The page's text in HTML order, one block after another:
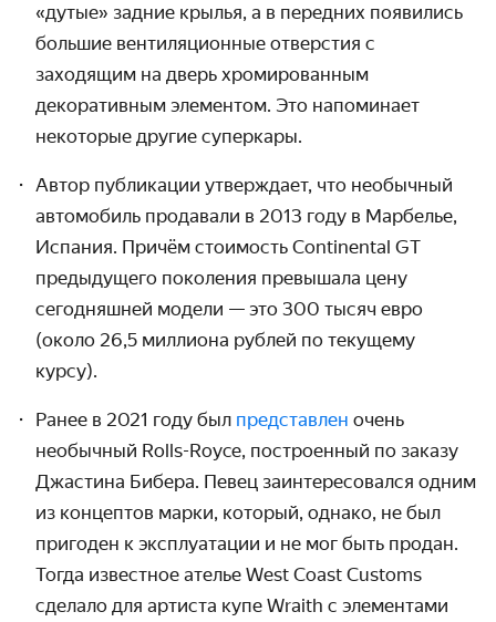
«дутые» задние крылья, а в передних появились
большие вентиляци­онные отверстия с
заходящим на дверь хромиро­ванным
декоративным элементом. Это напоминает
некоторые другие суперкары.
Автор публикации утверждает, что необычный
автомобиль продавали в 2013 году в Марбелье,
Испания. Причём стоимость Continental GT
преды­дущего поколения превышала цену
сегодняшней модели — это 300 тысяч евро
(около 26,5 миллиона рублей по текущему
курсу).
Ранее в 2021 году был представлен очень
необычный Rolls-Royce, построенный по заказу
Джастина Бибера. Певец заинтересовался одним
из концептов марки, который, однако, не был
пригоден к эксплуатации и не мог быть продан.
Тогда известное ателье West Coast Customs
сделало для артиста купе Wraith с элементами